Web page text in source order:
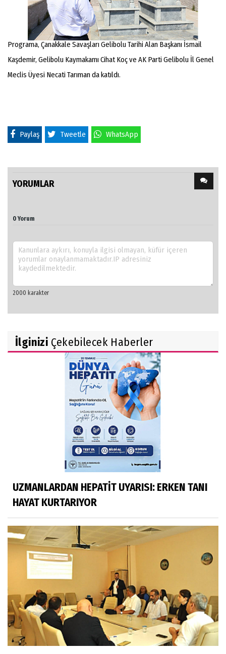
Programa, Çanakkale Savaşları Gelibolu Tarihi Alan Başkanı İsmail
Kaşdemir, Gelibolu Kaymakamı Cihat Koç ve AK Parti Gelibolu İl Genel
Meclis Üyesi Necati Tarıman da katıldı.
Paylaş Tweetle WhatsApp
YORUMLAR
0 Yorum
İlginizi Çekebilecek Haberler
UZMANLARDAN HEPATİT UYARISI: ERKEN TANI
HAYAT KURTARIYOR